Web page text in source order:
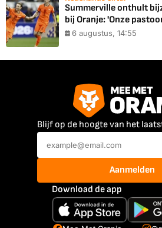
Summerville onthult
bij Oranje: 'Onze
6 augustus, 14:55
Blijf op de hoogte van het
Aanmelden
Download de app